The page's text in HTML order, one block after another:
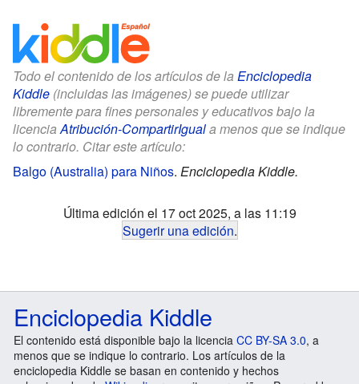
Todo el contenido de los artículos de la Enciclopedia
Kiddle (incluidas las imágenes) se puede utilizar
libremente para fines personales y educativos bajo la
licenciaAtribución-CompartirIguala menos que se indique
lo contrario. Citar este artículo:
Balgo (Australia) para Niños. Enciclopedia Kiddle.
Última edición el 17 oct 2025, a las 11:19
Sugerir una edición.
Enciclopedia Kiddle
El contenido está disponible bajo la licencia CC BY-SA 3.0, a
menos que se indique lo contrario. Los artículos de la
enciclopedia Kiddle se basan en contenido y hechos